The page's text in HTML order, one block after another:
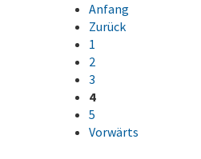
Anfang
Zurück
1
2
3
4
5
Vorwärts